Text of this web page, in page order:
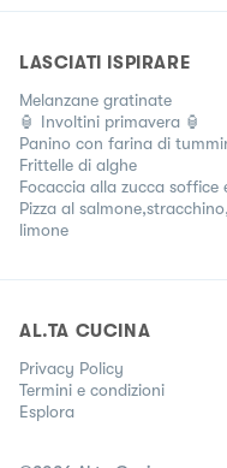
LASCIATI ISPIRARE
Melanzane gratinate
🏮 Involtini primavera 🏮
Panino con farina di
Frittelle di alghe
Focaccia alla zucca soffice
Pizza al
limone
AL.TA CUCINA
Privacy Policy
Termini e condizioni
Esplora